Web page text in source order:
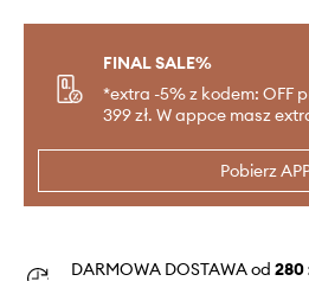
FINAL SALE%
*extra -5% z kodem: OFF
399 zł. W appce masz
Pobierz
DARMOWA DOSTAWA od 280